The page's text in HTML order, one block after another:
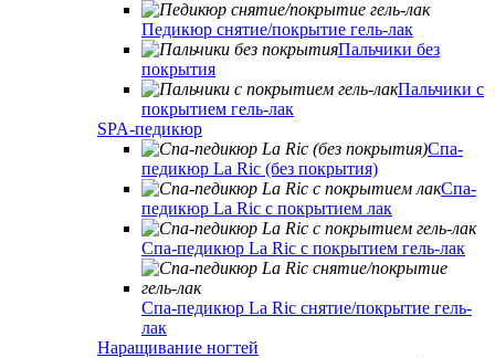
Педикюр снятие/покрытие гель-лак
Пальчики без
покрытия
Пальчики с
покрытием гель-лак
SPA-педикюр
Спа-
педикюр La Ric (без покрытия)
Спа-
педикюр La Ric с покрытием лак
Спа-педикюр La Ric с покрытием гель-лак
Спа-педикюр La Ric снятие/покрытие гель-
лак
Наращивание ногтей